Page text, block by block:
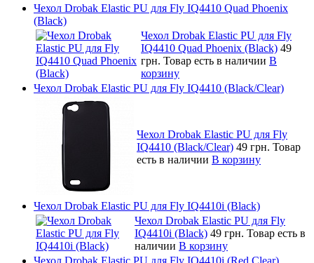
Чехол Drobak Elastic PU для Fly IQ4410 Quad Phoenix
(Black)
Чехол Drobak Elastic PU для Fly
IQ4410 Quad Phoenix (Black) 49
грн. Товар есть в наличии В
корзину
Чехол Drobak Elastic PU для Fly IQ4410 (Black/Clear)
Чехол Drobak Elastic PU для Fly
IQ4410 (Black/Clear) 49 грн. Товар
есть в наличии В корзину
Чехол Drobak Elastic PU для Fly IQ4410i (Black)
Чехол Drobak Elastic PU для Fly
IQ4410i (Black) 49 грн. Товар есть в
наличии В корзину
Чехол Drobak Elastic PU для Fly IQ4410i (Red Clear)